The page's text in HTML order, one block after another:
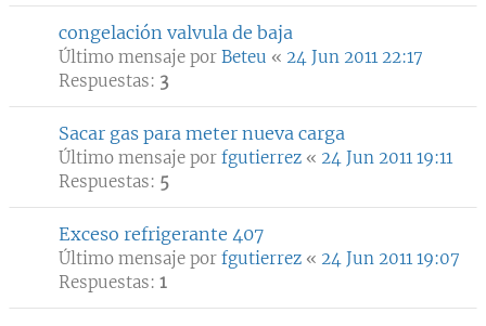
congelación valvula de baja
Último mensaje por Beteu « 24 Jun 2011 22:17
Respuestas: 3
Sacar gas para meter nueva carga
Último mensaje por fgutierrez « 24 Jun 2011 19:11
Respuestas: 5
Exceso refrigerante 407
Último mensaje por fgutierrez « 24 Jun 2011 19:07
Respuestas: 1